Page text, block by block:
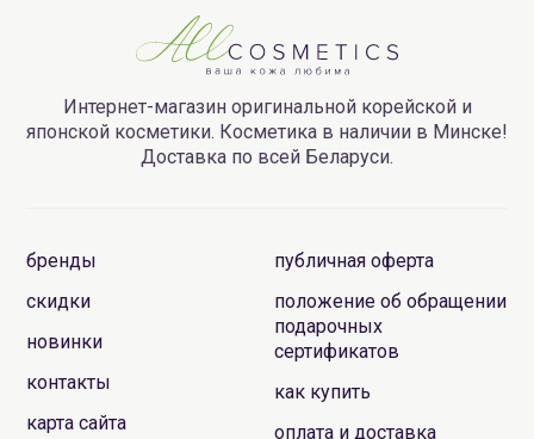
Интернет-магазин оригинальной корейской и
японской косметики. Косметика в наличии в Минске!
Доставка по всей Беларуси.
бренды
скидки
новинки
контакты
карта сайта
публичная оферта
положение об обращении
подарочных
сертификатов
как купить
оплата и доставка